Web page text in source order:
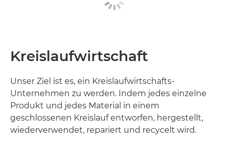
Kreislaufwirtschaft
Unser Ziel ist es, ein Kreislaufwirtschafts-
Unternehmen zu werden. Indem jedes einzelne
Produkt und jedes Material in einem
geschlossenen Kreislauf entworfen, hergestellt,
wiederverwendet, repariert und recycelt wird.